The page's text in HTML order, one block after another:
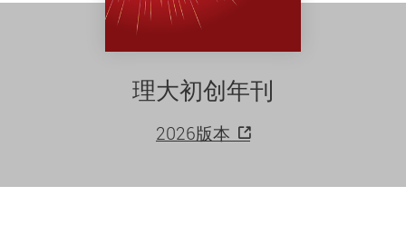
理大初创年刊
2026版本